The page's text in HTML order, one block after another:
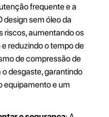
frequente e a
design sem óleo da
riscos, aumentando os
reduzindo o tempo de
de compressão de
desgaste, garantindo
equipamento e um